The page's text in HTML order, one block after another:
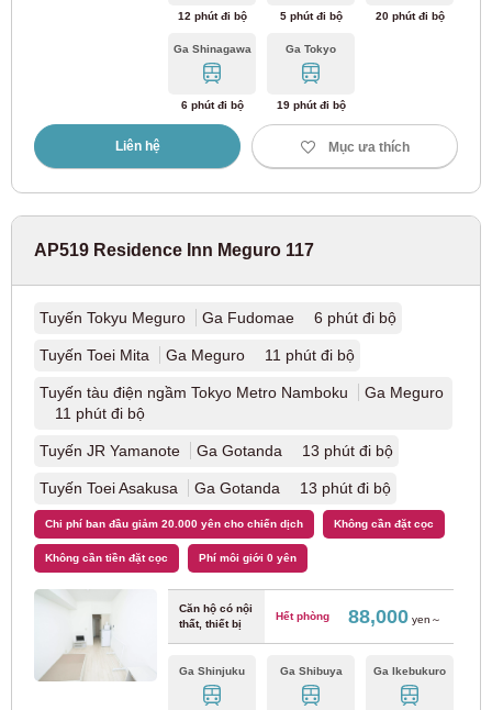
12 phút đi bộ 5 phút đi bộ 20 phút đi bộ
Ga Shinagawa
6 phút đi bộ
Ga Tokyo
19 phút đi bộ
Liên hệ Mục ưa thích
AP519 Residence Inn Meguro 117
Tuyến Tokyu Meguro Ga Fudomae 6 phút đi bộ
Tuyến Toei Mita Ga Meguro 11 phút đi bộ
Tuyến tàu điện ngầm Tokyo Metro Namboku
Ga Meguro
11 phút đi bộ
Tuyến JR Yamanote Ga Gotanda 13 phút đi bộ
Tuyến Toei Asakusa Ga Gotanda 13 phút đi bộ
Chi phí ban đầu giảm 20.000 yên cho chiến dịch Không cần đặt cọc
Không cần tiền đặt cọc Phí môi giới 0 yên
Căn hộ có nội
thất, thiết bị
Hết phòng 88,000yen～
Ga Shinjuku Ga Shibuya Ga Ikebukuro
Đường sắt một ray Tama (5)
Đường sắt nhanh Toyo
Tuyến tàu nhanh Toyo (1)
Đường sắt cao tốc Saitama
Tuyến đường sắt cao tốc Saitama
Ryūtetsu
Đường sắt Kinki Nippon
Tuyến Kintetsu Namba (1)
JR Tokai